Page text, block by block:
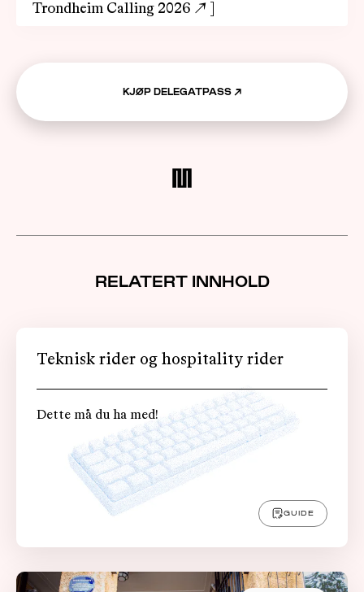
Trondheim Calling 2026 ↗
KJØP DELEGATPASS ↗
RELATERT INNHOLD
Teknisk rider og hospitality rider
Dette må du ha med!
GUIDE